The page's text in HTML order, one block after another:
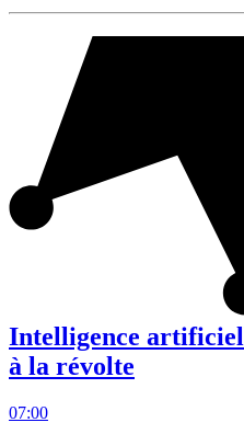
Intelligence
à la révolte
07:00